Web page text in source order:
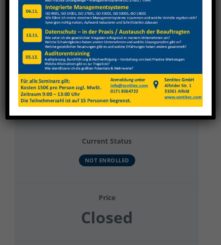
View
Larger
Image
Mehler Defence 2024 Elektriker und
Verwaltung
Current Status
NOT ENROLLED
Price
Closed